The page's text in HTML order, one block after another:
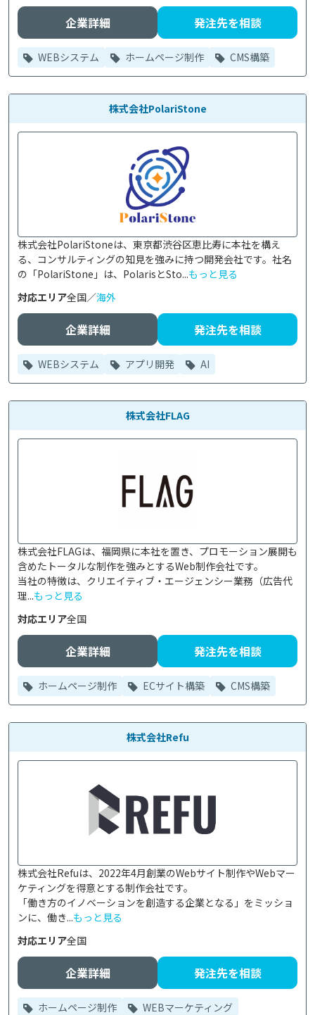
企業詳細 発注先を相談
WEBシステム ホームページ制作 CMS構築
株式会社PolariStone
株式会社PolariStoneは、東京都渋谷区恵比寿に本社を構え
る、コンサルティングの知見を強みに持つ開発会社です。社名
の「PolariStone」は、PolarisとSto...もっと見る
対応エリア全国／海外
企業詳細 発注先を相談
WEBシステム アプリ開発 AI
株式会社FLAG
株式会社FLAGは、福岡県に本社を置き、プロモーション展開も
含めたトータルな制作を強みとするWeb制作会社です。
当社の特徴は、クリエイティブ・エージェンシー業務（広告代
理...もっと見る
対応エリア全国
企業詳細 発注先を相談
ホームページ制作 ECサイト構築 CMS構築
株式会社Refu
株式会社Refuは、2022年4月創業のWebサイト制作やWebマー
ケティングを得意とする制作会社です。
「働き方のイノベーションを創造する企業となる」をミッショ
ンに、働き...もっと見る
対応エリア全国
企業詳細 発注先を相談
ホームページ制作 WEBマーケティング